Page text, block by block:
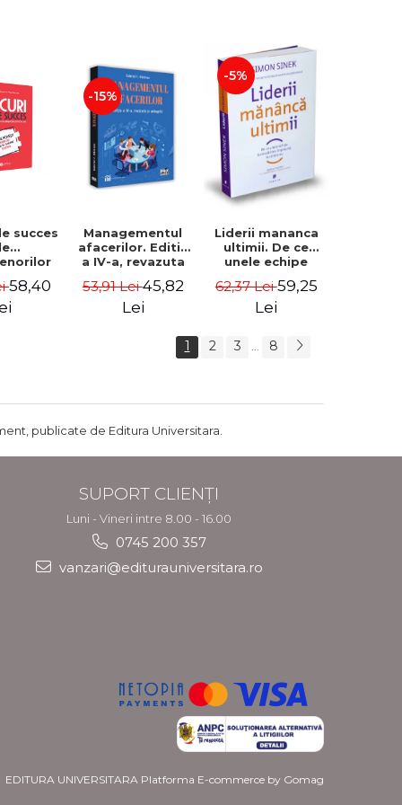
succes
sa-ti
58,40
-15%
Managementul
afacerilor. Editia
a IV-a, revazuta
Gabriel I. Nastase
53,91 Lei45,82
Lei
-5%
Liderii mananca
ultimii. De ce
unele echipe
impreuna, iar
altele nu. Editia a
62,37 Lei59,25
Lei
1 2 3 8
publicate de Editura Universitara.
SUPORT CLIENȚI
Luni - Vineri intre 8.00 - 16.00
0745 200 357
vanzari@editurauniversitara.ro
EDITURA UNIVERSITARA Platforma E-commerce by Gomag